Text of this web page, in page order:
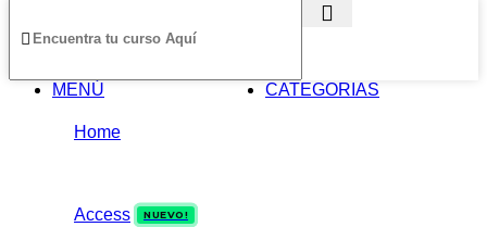
MENÚ CATEGORIAS
Home
Access NUEVO!